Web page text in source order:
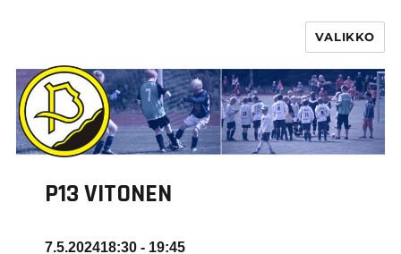
VALIKKO
P13 VITONEN
7.5.202418:30 - 19:45